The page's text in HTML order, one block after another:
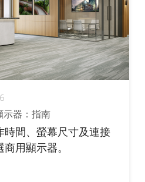
示器：指南
時間、螢幕尺寸及連接
用顯示器。